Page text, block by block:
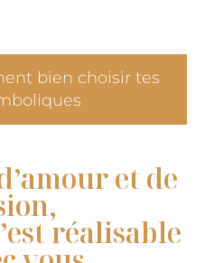
bien choisir tes
et de
réalisable